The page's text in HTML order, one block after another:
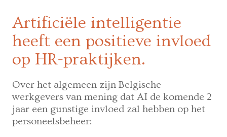
Artificiële intelligentie
heeft een positieve invloed
op HR-praktijken.
Over het algemeen zijn Belgische
werkgevers van mening dat AI de komende 2
jaar een gunstige invloed zal hebben op het
personeelsbeheer: